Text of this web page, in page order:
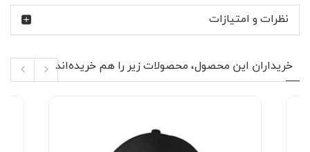
جنس پارچه: پنبه ای نرم و تنفس پذیر
مدل: آستین کوتاه مناسب فصول گرم و استفاده لایه‌ای
ویژگی پارچه: بدون پرز و بدون آب رفت در صورت
شستشوی صحیح
مناسب استفاده مشترک برای استایل زنانه و مردانه
نظرات و امتیازات
خریداران این محصول، محصولات زیر را هم خریده‌اند